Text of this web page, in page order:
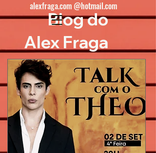
Blog do
Alex Fraga
alexfraga.com @hotmail.com